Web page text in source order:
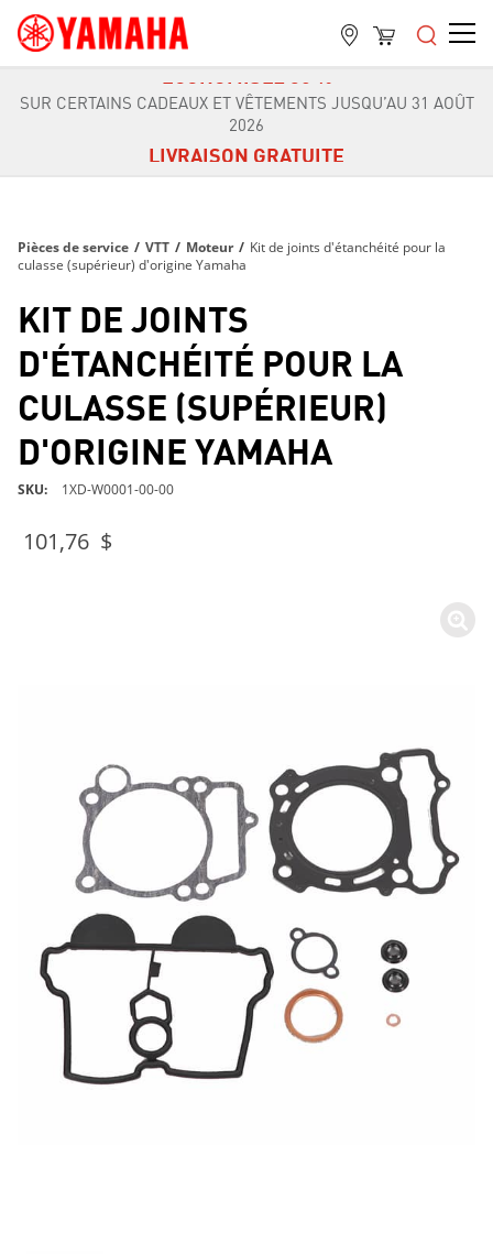
LIVRAISON GRATUITE
SUR TOUTES LES COMMANDES DE PLUS DE 99 $
SUR CERTAINS CADEAUX ET VÊTEMENTS JUSQU’AU 31 AOÛT
2026
LIVRAISON GRATUITE
SUR CERTAINS CADEAUX ET VÊTEMENTS JUSQU’AU 31 AOÛT
2026
SUR TOUTES LES COMMANDES DE PLUS DE 99 $
Pièces de service / VTT / Moteur / Kit de joints d'étanchéité pour la
culasse (supérieur) d'origine Yamaha
KIT DE JOINTS
D'ÉTANCHÉITÉ POUR LA
CULASSE (SUPÉRIEUR)
D'ORIGINE YAMAHA
SKU 1XD-W0001-00-00
101,76 $